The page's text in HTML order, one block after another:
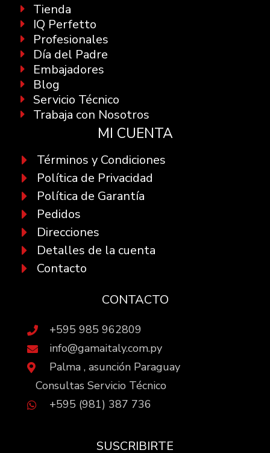
Tienda
IQ Perfetto
Profesionales
Día del Padre
Embajadores
Blog
Servicio Técnico
Trabaja con Nosotros
MI CUENTA
Términos y Condiciones
Política de Privacidad
Política de Garantía
Pedidos
Direcciones
Detalles de la cuenta
Contacto
CONTACTO
+595 985 962809
info@gamaitaly.com.py
Palma , asunción Paraguay
Consultas Servicio Técnico
+595 (981) 387 736
SUSCRIBIRTE